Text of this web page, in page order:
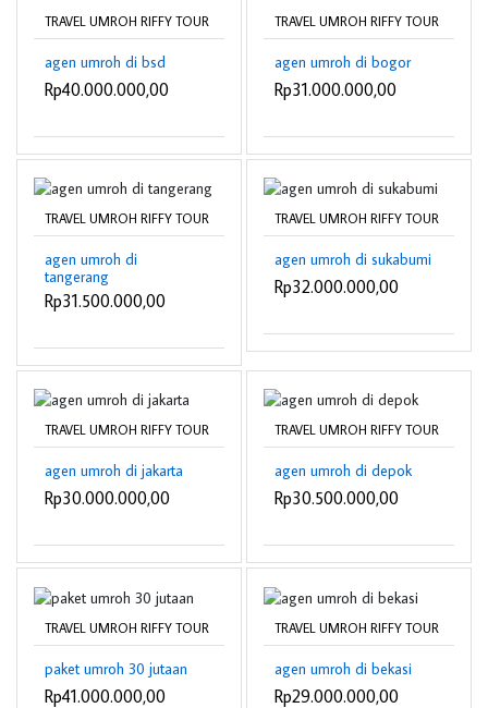
TRAVEL UMROH RIFFY TOUR
agen umroh di bsd
Rp40.000.000,00
TRAVEL UMROH RIFFY TOUR
agen umroh di bogor
Rp31.000.000,00
TRAVEL UMROH RIFFY TOUR
agen umroh di
tangerang
Rp31.500.000,00
TRAVEL UMROH RIFFY TOUR
agen umroh di sukabumi
Rp32.000.000,00
TRAVEL UMROH RIFFY TOUR
agen umroh di jakarta
Rp30.000.000,00
TRAVEL UMROH RIFFY TOUR
agen umroh di depok
Rp30.500.000,00
TRAVEL UMROH RIFFY TOUR
paket umroh 30 jutaan
Rp41.000.000,00
TRAVEL UMROH RIFFY TOUR
agen umroh di bekasi
Rp29.000.000,00